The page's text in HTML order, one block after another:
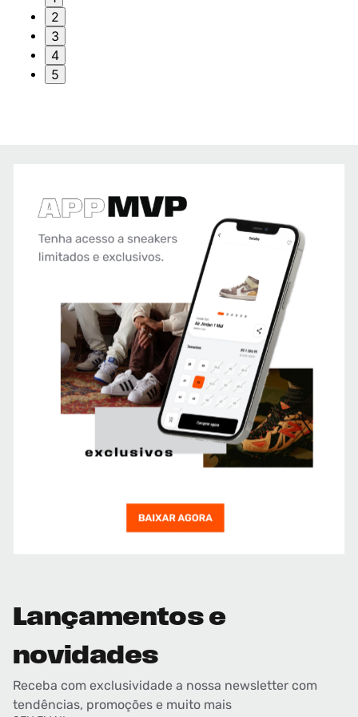
2
3
4
5
Lançamentos e
novidades
Receba com exclusividade a nossa newsletter com
tendências, promoções e muito mais